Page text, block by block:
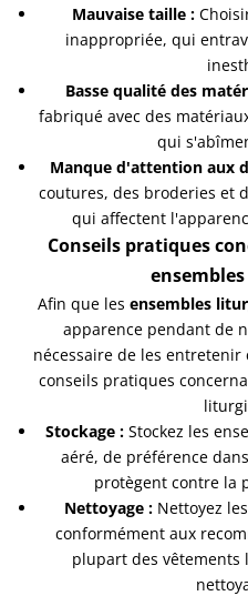
Mauvaise taille :
inappropriée, qui
Basse qualité des
fabriqué avec des
qui
Manque d'attention aux
coutures, des broderies et
qui affectent
Conseils pratiques
Afin que les ensembles
apparence pendant de
nécessaire de les
conseils pratiques
Stockage : Stockez les
aéré, de préférence
protègent contre la
Nettoyage :Nettoyez
conformément aux
plupart des